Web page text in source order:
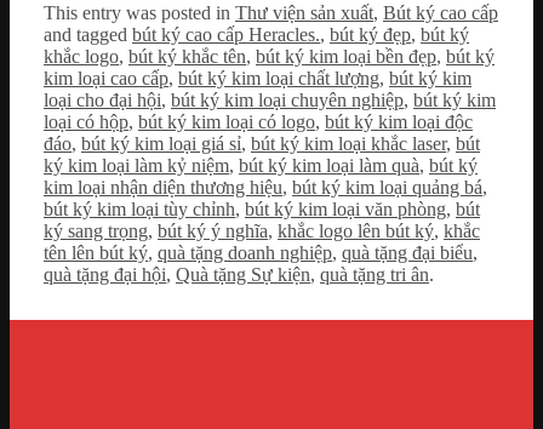
This entry was posted in Thư viện sản xuất, Bút ký cao cấp
and tagged bút ký cao cấp Heracles., bút ký đẹp, bút ký
khắc logo, bút ký khắc tên, bút ký kim loại bền đẹp, bút ký
kim loại cao cấp, bút ký kim loại chất lượng, bút ký kim
loại cho đại hội, bút ký kim loại chuyên nghiệp, bút ký kim
loại có hộp, bút ký kim loại có logo, bút ký kim loại độc
đáo, bút ký kim loại giá sỉ, bút ký kim loại khắc laser, bút
ký kim loại làm kỷ niệm, bút ký kim loại làm quà, bút ký
kim loại nhận diện thương hiệu, bút ký kim loại quảng bá,
bút ký kim loại tùy chỉnh, bút ký kim loại văn phòng, bút
ký sang trọng, bút ký ý nghĩa, khắc logo lên bút ký, khắc
tên lên bút ký, quà tặng doanh nghiệp, quà tặng đại biểu,
quà tặng đại hội, Quà tặng Sự kiện, quà tặng tri ân.